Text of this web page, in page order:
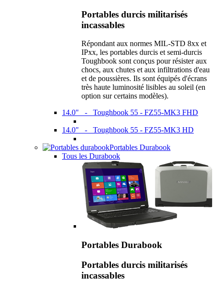
Portables durcis militarisés
incassables
Répondant aux normes MIL-STD 8xx et
IPxx, les portables durcis et semi-durcis
Toughbook sont conçus pour résister aux
chocs, aux chutes et aux infiltrations d'eau
et de poussières. Ils sont équipés d'écrans
très haute luminosité lisibles au soleil (en
option sur certains modèles).
14.0" - Toughbook 55 - FZ55-MK3 FHD
14.0" - Toughbook 55 - FZ55-MK3 HD
Portables Durabook
Tous les Durabook
Portables Durabook
Portables durcis militarisés
incassables